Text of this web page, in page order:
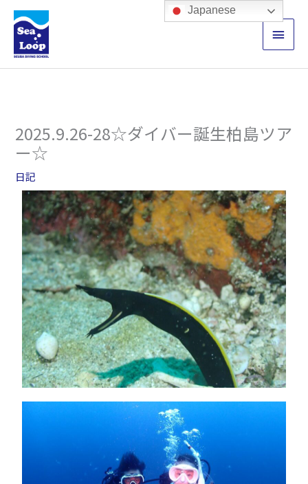
キ
メ
イ
ン
2025.9.26-28☆ダイバー誕生柏島ツア
ー☆
日記
Japanese